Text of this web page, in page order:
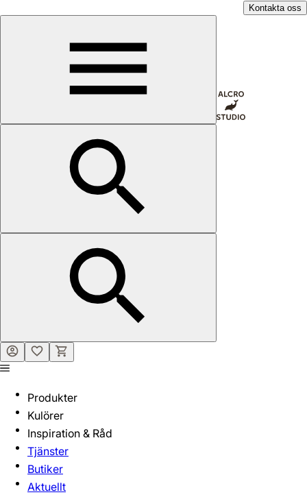
Kontakta oss
Produkter
Kulörer
Inspiration & Råd
Tjänster
Butiker
Aktuellt